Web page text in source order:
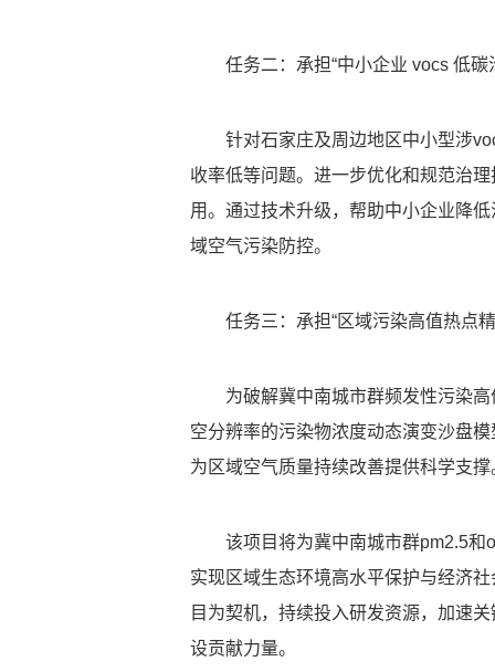
任务二：承担“中小企业 vocs 低
针对石家庄及周边地区中小型涉
收率低等问题。进一步优化和规范治
用。通过技术升级，帮助中小企业降
域空气污染防控。
任务三：承担“区域污染高值热点
为破解冀中南城市群频发性污染
空分辨率的污染物浓度动态演变沙盘
为区域空气质量持续改善提供科学支撑
该项目将为冀中南城市群pm2.5
实现区域生态环境高水平保护与经济
目为契机，持续投入研发资源，加速
设贡献力量。